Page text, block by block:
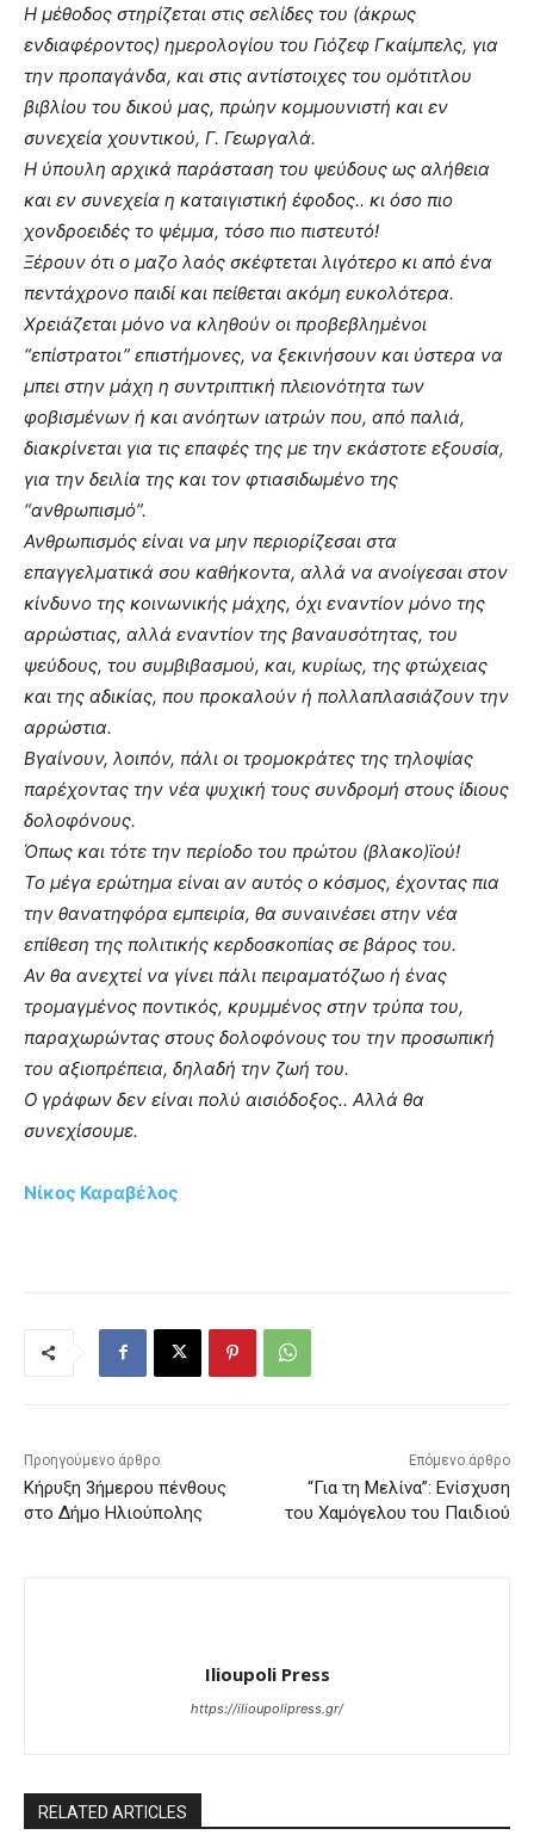
Η μέθοδος στηρίζεται στις σελίδες του (άκρως
ενδιαφέροντος) ημερολογίου του Γιόζεφ Γκαίμπελς, για
την προπαγάνδα, και στις αντίστοιχες του ομότιτλου
βιβλίου του δικού μας, πρώην κομμουνιστή και εν
συνεχεία χουντικού, Γ. Γεωργαλά.
Η ύπουλη αρχικά παράσταση του ψεύδους ως αλήθεια
και εν συνεχεία η καταιγιστική έφοδος.. κι όσο πιο
χονδροειδές το ψέμμα, τόσο πιο πιστευτό!
Ξέρουν ότι ο μαζο λαός σκέφτεται λιγότερο κι από ένα
πεντάχρονο παιδί και πείθεται ακόμη ευκολότερα.
Χρειάζεται μόνο να κληθούν οι προβεβλημένοι
“επίστρατοι” επιστήμονες, να ξεκινήσουν και ύστερα να
μπει στην μάχη η συντριπτική πλειονότητα των
φοβισμένων ή και ανόητων ιατρών που, από παλιά,
διακρίνεται για τις επαφές της με την εκάστοτε εξουσία,
για την δειλία της και τον φτιασιδωμένο της
“ανθρωπισμό”.
Ανθρωπισμός είναι να μην περιορίζεσαι στα
επαγγελματικά σου καθήκοντα, αλλά να ανοίγεσαι στον
κίνδυνο της κοινωνικής μάχης, όχι εναντίον μόνο της
αρρώστιας, αλλά εναντίον της βαναυσότητας, του
ψεύδους, του συμβιβασμού, και, κυρίως, της φτώχειας
και της αδικίας, που προκαλούν ή πολλαπλασιάζουν την
αρρώστια.
Βγαίνουν, λοιπόν, πάλι οι τρομοκράτες της τηλοψίας
παρέχοντας την νέα ψυχική τους συνδρομή στους ίδιους
δολοφόνους.
Όπως και τότε την περίοδο του πρώτου (βλακο)ϊού!
Το μέγα ερώτημα είναι αν αυτός ο κόσμος, έχοντας πια
την θανατηφόρα εμπειρία, θα συναινέσει στην νέα
επίθεση της πολιτικής κερδοσκοπίας σε βάρος του.
Αν θα ανεχτεί να γίνει πάλι πειραματόζωο ή ένας
τρομαγμένος ποντικός, κρυμμένος στην τρύπα του,
παραχωρώντας στους δολοφόνους του την προσωπική
του αξιοπρέπεια, δηλαδή την ζωή του.
Ο γράφων δεν είναι πολύ αισιόδοξος.. Αλλά θα
συνεχίσουμε.
Νίκος Καραβέλος
Προηγούμενο άρθρο
Kήρυξη 3ήμερου πένθους
στο Δήμο Ηλιούπολης
Επόμενο άρθρο
“Για τη Μελίνα”: Ενίσχυση
του Χαμόγελου του Παιδιού
Ilioupoli Press
https://ilioupolipress.gr/
RELATED ARTICLES